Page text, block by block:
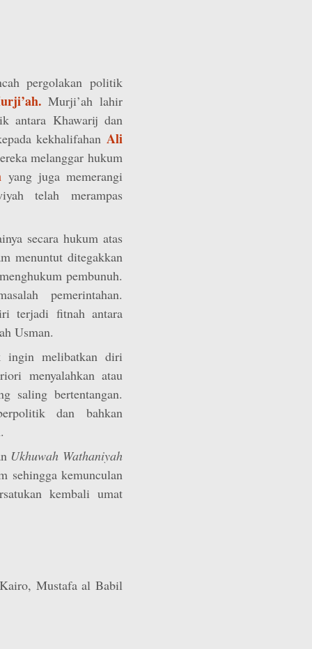
pergolakan politik
Murji’ah lahir
antara Khawarij dan
kekhalifahan Ali
melanggar hukum
yang juga memerangi
telah merampas
secara hukum atas
menuntut ditegakkan
pembunuh.
pemerintahan.
terjadi fitnah antara
Usman.
ingin melibatkan diri
menyalahkan atau
saling bertentangan.
dan bahkan
Ukhuwah Wathaniyah
sehingga kemunculan
kembali umat
Mustafa al Babil